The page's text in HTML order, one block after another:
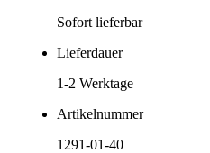
Sofort lieferbar
Lieferdauer
1-2 Werktage
Artikelnummer
1291-01-40